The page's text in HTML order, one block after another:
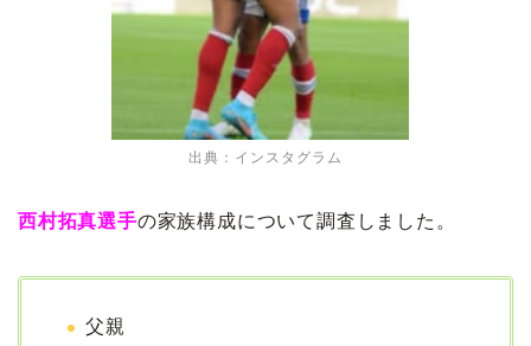
出典：インスタグラム
西村拓真選手の家族構成について調査しました。
父親